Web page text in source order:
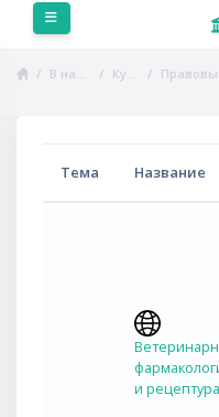
Перейти к основному
В начало Курсы
Тема Название
и рецептура